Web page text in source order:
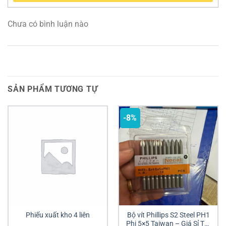
Chưa có bình luận nào
SẢN PHẨM TƯƠNG TỰ
Phiếu xuất kho 4 liên
-8%
Bộ vít Phillips S2 Steel PH1
Phi 5×5 Taiwan – Giá Sỉ Tốt